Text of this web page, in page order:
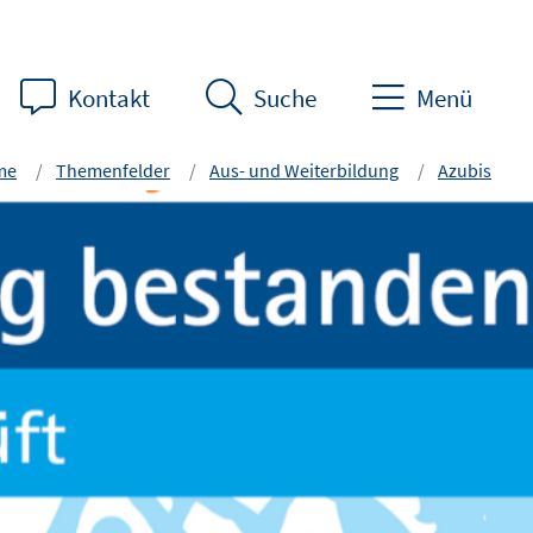
Kontakt Suche Menü
Themenfelder Aus- und Weiterbildung Azubis